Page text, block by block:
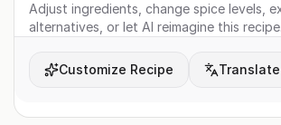
Adjust ingredients, change spice levels,
alternatives, or let AI reimagine this recipe.
Customize Recipe